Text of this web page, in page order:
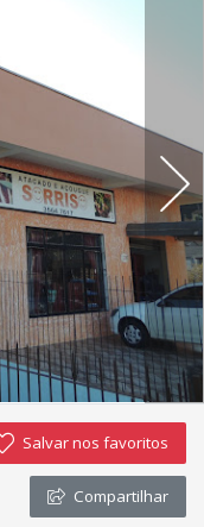
Salvar nos favoritos
Compartilhar